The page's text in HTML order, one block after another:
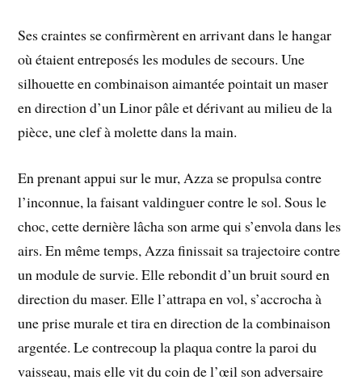
Ses craintes se confirmèrent en arrivant dans le hangar
où étaient entreposés les modules de secours. Une
silhouette en combinaison aimantée pointait un maser
en direction d’un Linor pâle et dérivant au milieu de la
pièce, une clef à molette dans la main.
En prenant appui sur le mur, Azza se propulsa contre
l’inconnue, la faisant valdinguer contre le sol. Sous le
choc, cette dernière lâcha son arme qui s’envola dans les
airs. En même temps, Azza finissait sa trajectoire contre
un module de survie. Elle rebondit d’un bruit sourd en
direction du maser. Elle l’attrapa en vol, s’accrocha à
une prise murale et tira en direction de la combinaison
argentée. Le contrecoup la plaqua contre la paroi du
vaisseau, mais elle vit du coin de l’œil son adversaire